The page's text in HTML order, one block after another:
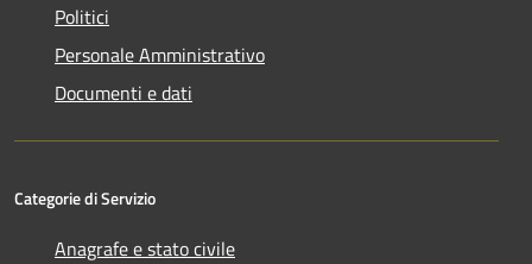
Politici
Personale Amministrativo
Documenti e dati
Categorie di Servizio
Anagrafe e stato civile